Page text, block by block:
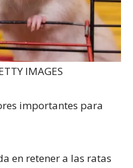
IMAGES
importantes para
en retener a las ratas